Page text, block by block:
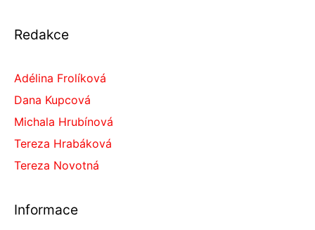
Redakce
Adélina Frolíková
Dana Kupcová
Michala Hrubínová
Tereza Hrabáková
Tereza Novotná
Informace